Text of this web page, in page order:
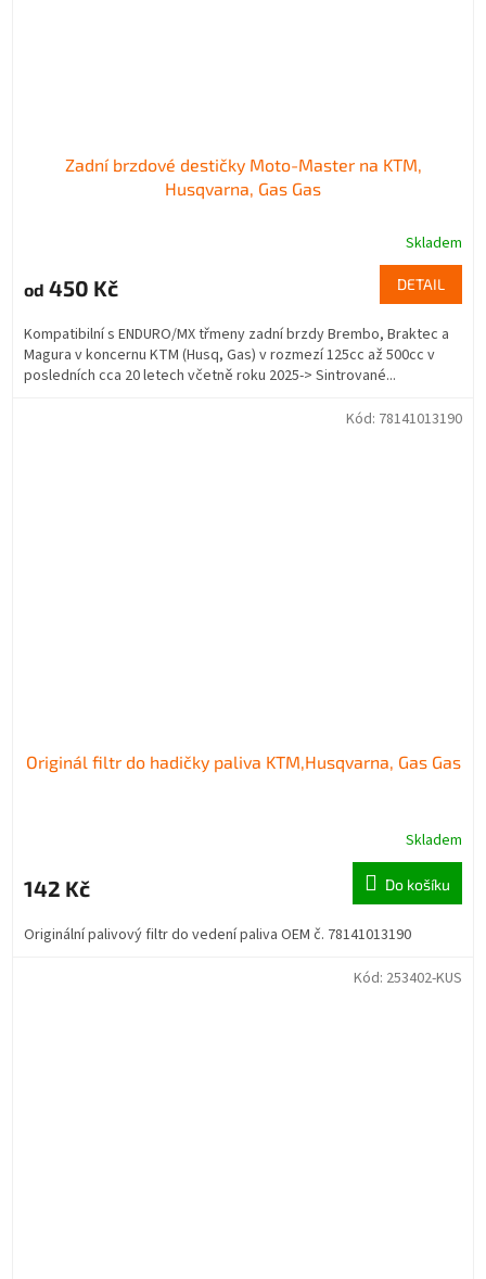
Zadní brzdové destičky Moto-Master na KTM,
Husqvarna, Gas Gas
Skladem
od 450 Kč DETAIL
Kompatibilní s ENDURO/MX třmeny zadní brzdy Brembo, Braktec a
Magura v koncernu KTM (Husq, Gas) v rozmezí 125cc až 500cc v
posledních cca 20 letech včetně roku 2025-> Sintrované...
Originál filtr do hadičky paliva KTM,Husqvarna, Gas Gas
Skladem
142 Kč Do košíku
Originální palivový filtr do vedení paliva OEM č. 78141013190
Kód: 78141013190
Kód: 253402-KUS